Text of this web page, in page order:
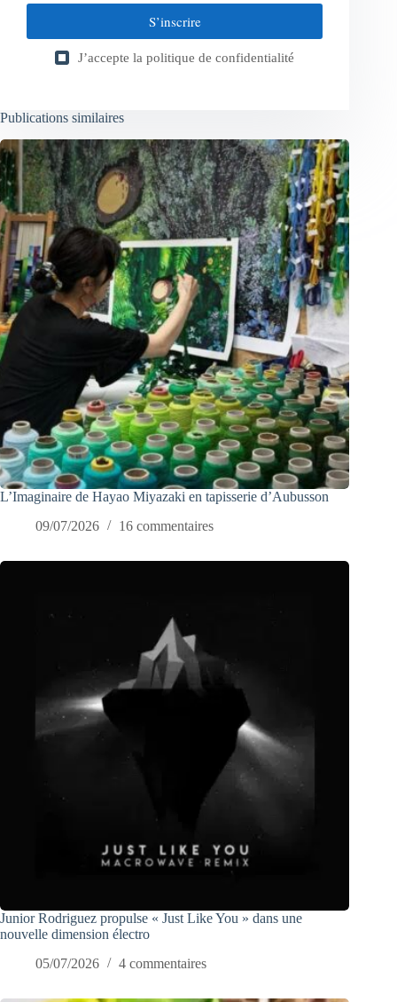
S’inscrire
J’accepte la politique de confidentialité
Publications similaires
L’Imaginaire de Hayao Miyazaki en tapisserie d’Aubusson
09/07/2026
16 commentaires
Junior Rodriguez propulse « Just Like You » dans une
nouvelle dimension électro
05/07/2026
4 commentaires